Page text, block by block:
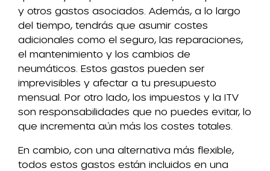
y otros gastos asociados. Además, a lo largo
del tiempo, tendrás que asumir costes
adicionales como el seguro, las reparaciones,
el mantenimiento y los cambios de
neumáticos. Estos gastos pueden ser
imprevisibles y afectar a tu presupuesto
mensual. Por otro lado, los impuestos y la ITV
son responsabilidades que no puedes evitar, lo
que incrementa aún más los costes totales.
En cambio, con una alternativa más flexible,
todos estos gastos están incluidos en una